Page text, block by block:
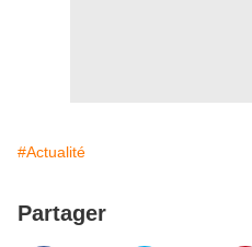
#Actualité
Partager